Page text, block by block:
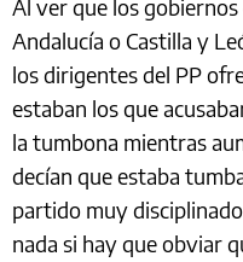
Al ver que los
Andalucía o Castilla y
los dirigentes del PP
estaban los que
la tumbona mientras
decían que estaba
partido muy
nada si hay que obviar